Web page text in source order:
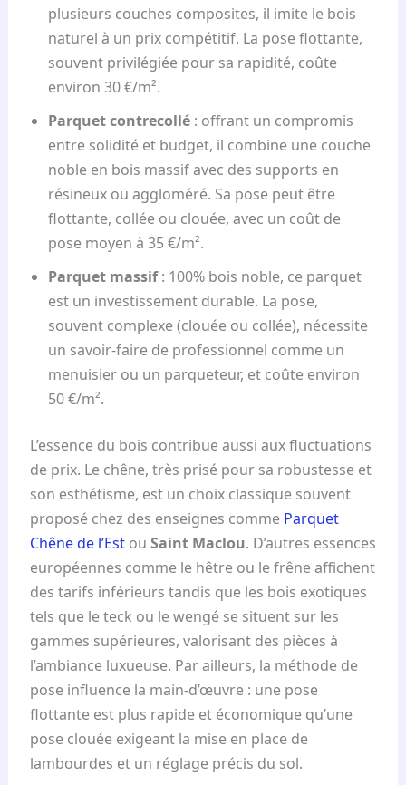
plusieurs couches composites, il imite le bois
naturel à un prix compétitif. La pose flottante,
souvent privilégiée pour sa rapidité, coûte
environ 30 €/m².
Parquet contrecollé: offrant un compromis
entre solidité et budget, il combine une couche
noble en bois massif avec des supports en
résineux ou aggloméré. Sa pose peut être
flottante, collée ou clouée, avec un coût de
pose moyen à 35 €/m².
Parquet massif: 100% bois noble, ce parquet
est un investissement durable. La pose,
souvent complexe (clouée ou collée), nécessite
un savoir-faire de professionnel comme un
menuisier ou un parqueteur, et coûte environ
50 €/m².
L’essence du bois contribue aussi aux fluctuations
de prix. Le chêne, très prisé pour sa robustesse et
son esthétisme, est un choix classique souvent
proposé chez des enseignes comme Parquet
Chêne de l’Estou Saint Maclou. D’autres essences
européennes comme le hêtre ou le frêne affichent
des tarifs inférieurs tandis que les bois exotiques
tels que le teck ou le wengé se situent sur les
gammes supérieures, valorisant des pièces à
l’ambiance luxueuse. Par ailleurs, la méthode de
pose influence la main-d’œuvre : une pose
flottante est plus rapide et économique qu’une
pose clouée exigeant la mise en place de
lambourdes et un réglage précis du sol.